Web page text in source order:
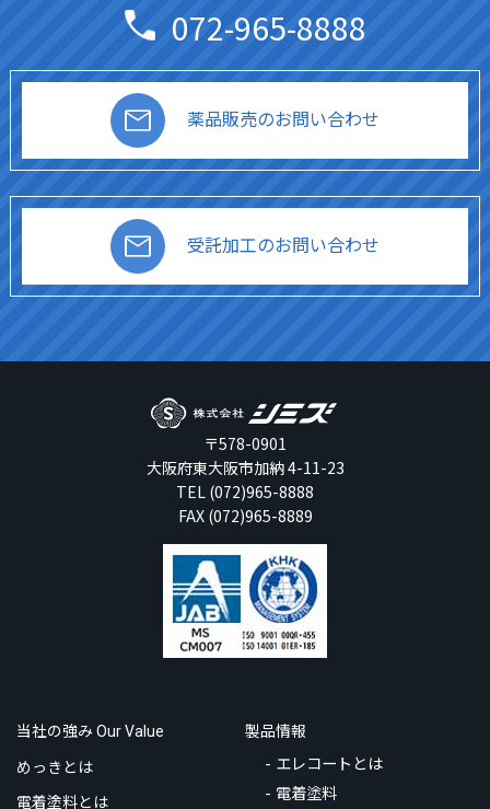
072-965-8888
薬品販売のお問い合わせ
受託加工のお問い合わせ
〒578-0901
大阪府東大阪市加納 4-11-23
TEL (072)965-8888
FAX (072)965-8889
当社の強みOur Value
めっきとは
電着塗料とは
製品情報
エレコートとは
電着塗料